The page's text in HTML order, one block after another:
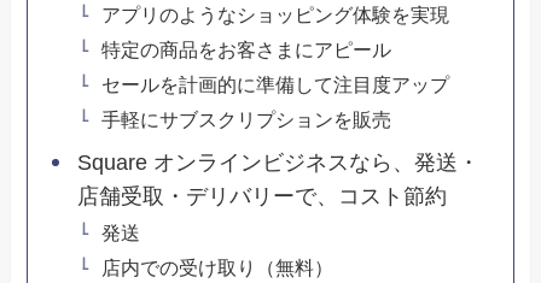
アプリのようなショッピング体験を実現
特定の商品をお客さまにアピール
セールを計画的に準備して注目度アップ
手軽にサブスクリプションを販売
Square オンラインビジネスなら、発送・
店舗受取・デリバリーで、コスト節約
発送
店内での受け取り（無料）